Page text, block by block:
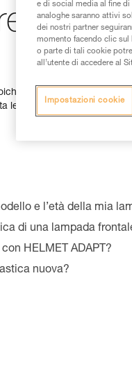
molto
la batteria perde una
leggermente. La lampada
e l’età della mia
di una lampada
HELMET ADAPT?
nuova?
e di social media al fine
analoghe saranno attivi
dei nostri partner
momento facendo clic
o parte di tali cookie
all’utente di accedere al
Impostazioni cookie